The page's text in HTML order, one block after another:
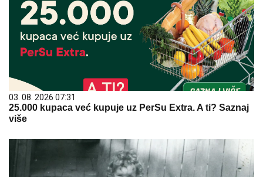
03. 08. 2026 07:31
25.000 kupaca već kupuje uz PerSu Extra. A ti? Saznaj
više